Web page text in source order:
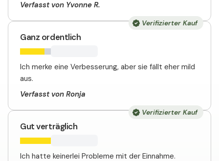
Verfasst von Yvonne R.
Verifizierter Kauf
Ganz ordentlich
Ich merke eine Verbesserung, aber sie fällt eher mild
aus.
Verfasst von Ronja
Verifizierter Kauf
Gut verträglich
Ich hatte keinerlei Probleme mit der Einnahme.